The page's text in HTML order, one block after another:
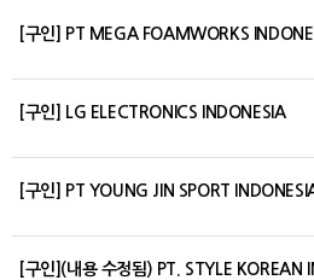
[구인] PT MEGA FOAMWORKS
[구인] LG ELECTRONICS INDONESIA
[구인] PT YOUNG JIN SPORT
[구인](내용 수정됨) PT. STYLE KOREAN